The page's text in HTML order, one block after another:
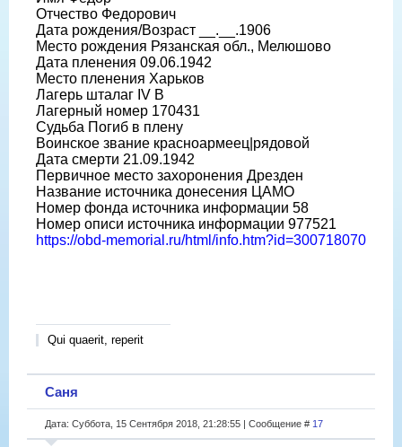
Отчество Федорович
Дата рождения/Возраст __.__.1906
Место рождения Рязанская обл., Мелюшово
Дата пленения 09.06.1942
Место пленения Харьков
Лагерь шталаг IV B
Лагерный номер 170431
Судьба Погиб в плену
Воинское звание красноармеец|рядовой
Дата смерти 21.09.1942
Первичное место захоронения Дрезден
Название источника донесения ЦАМО
Номер фонда источника информации 58
Номер описи источника информации 977521
https://obd-memorial.ru/html/info.htm?id=300718070
Qui quaerit, reperit
Саня
Дата: Суббота, 15 Сентября 2018, 21:28:55 | Сообщение # 17